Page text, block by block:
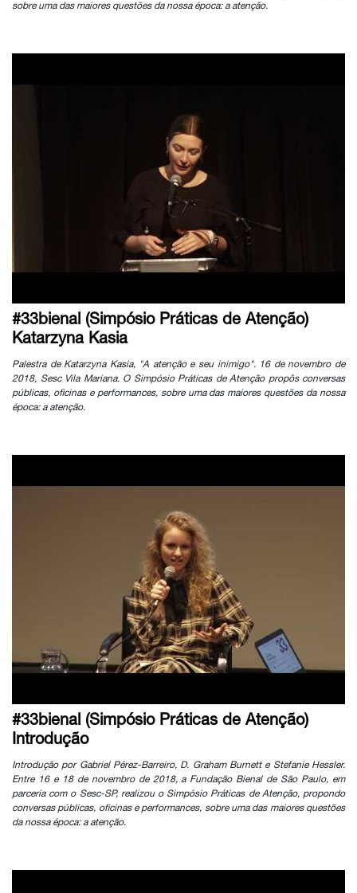
sobre uma das maiores questões da nossa época: a atenção.
#33bienal (Simpósio Práticas de Atenção)
Katarzyna Kasia
Palestra de Katarzyna Kasia, "A atenção e seu inimigo". 16 de novembro de
2018, Sesc Vila Mariana. O Simpósio Práticas de Atenção propôs conversas
públicas, oficinas e performances, sobre uma das maiores questões da nossa
época: a atenção.
#33bienal (Simpósio Práticas de Atenção)
Introdução
Introdução por Gabriel Pérez-Barreiro, D. Graham Burnett e Stefanie Hessler.
Entre 16 e 18 de novembro de 2018, a Fundação Bienal de São Paulo, em
parceria com o Sesc-SP, realizou o Simpósio Práticas de Atenção, propondo
conversas públicas, oficinas e performances, sobre uma das maiores questões
da nossa época: a atenção.